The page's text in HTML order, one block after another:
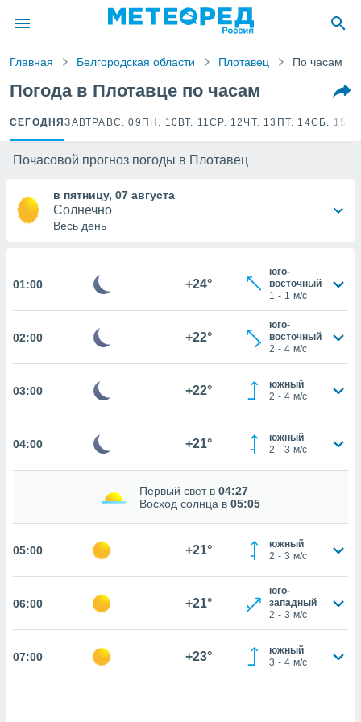
о
собранной
и
к веб-
всех
ПРИНЯТЬ
ПРОДОЛЖИТЬ
Главная Белгородская области Плотавец По часам
Погода в Плотавце по часам
CЕГОДНЯЗАВТРА ВС. 09 ПН. 10 ВТ. 11СР. 12 ЧТ. 13 ПТ. 14СБ. 15
Почасовой прогноз погоды в Плотавец
в пятницу, 07 августа
Солнечно
Весь день
01:00 +24°
юго-
восточный
1 - 1 м/с
02:00 +22°
юго-
восточный
2 - 4 м/с
03:00 +22°
южный
2 - 4 м/с
04:00 +21°
южный
2 - 3 м/с
Первый свет в 04:27
Восход солнца в 05:05
05:00 +21°
южный
2 - 3 м/с
06:00 +21°
юго-
западный
2 - 3 м/с
07:00 +23°
южный
3 - 4 м/с